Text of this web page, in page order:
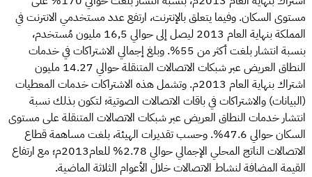
مستوى السكان. وفيما يتعلق بالإنترنت، ارتفع عدد مستخدمي الانترنت في
المملكة بنهاية العام 2013 ليصل إلى حوالي 16,5 مليون مُستخدم،
بنسبة انتشار بلغت أكثر من 55%. وبلغ إجمالي الاشتراكات في خدمات
النطاق العريض عبر شبكات الاتصالات المتنقلة حوالي 14.27 مليون
اشتراك بنهاية العام 2013م. وتشمل هذه الاشتراكات خدمات المعطيات
(البيانات) والاشتراكات في باقات الاتصالات الصوتية؛ لتكون بذلك نسبة
انتشار خدمات النطاق العريض عبر شبكات الاتصالات المتنقلة على مستوى
السكان حوالي 47.6%. وحسب تقديرات الهيئة، بلغت مساهمة قطاع
الاتصالات الناتج المحلي الإجمالي حوالي 2.78% للعام2013م؛ مع ارتفاع
القيمة المضافة لنشاط الاتصالات خلال الأعوام الثلاثة الماضية.